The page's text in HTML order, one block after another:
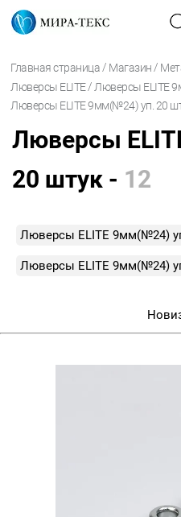
Главная страница / Магазин /
Люверсы ELITE / Люверсы ELITE
Люверсы ELITE 9мм(№24) уп. 20
Люверсы
20 штук - 12
Люверсы ELITE 9мм(№24)
Люверсы ELITE 9мм(№24)